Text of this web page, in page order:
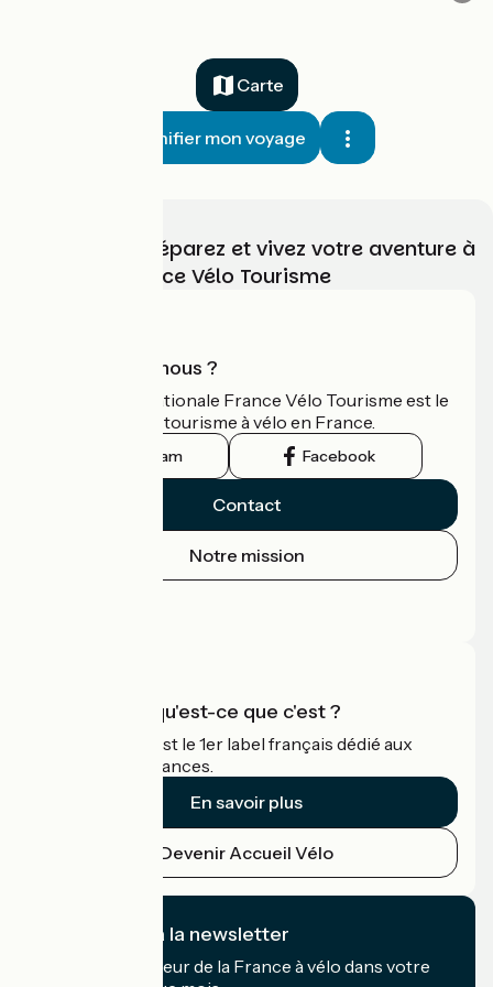
Carte
Planifier mon voyage
Choisissez, préparez et vivez votre aventure à
vélo avec France Vélo Tourisme
Qui sommes-nous ?
L'association nationale France Vélo Tourisme est le
guide officiel du tourisme à vélo en France.
Instagram Facebook
Contact
Notre mission
Accueil Vélo qu'est-ce que c'est ?
Accueil Vélo c'est le 1er label français dédié aux
cyclistes en vacances.
En savoir plus
Devenir Accueil Vélo
Je m'abonne à la newsletter
Recevez le meilleur de la France à vélo dans votre